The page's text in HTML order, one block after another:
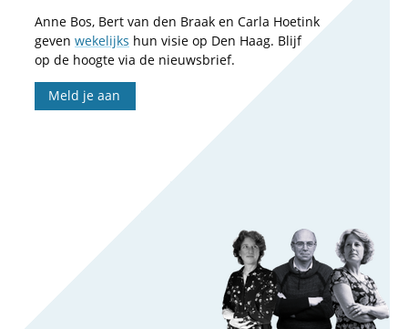
Anne Bos, Bert van den Braak en Carla Hoetink
geven wekelijks hun visie op Den Haag. Blijf
op de hoogte via de nieuwsbrief.
Meld je aan